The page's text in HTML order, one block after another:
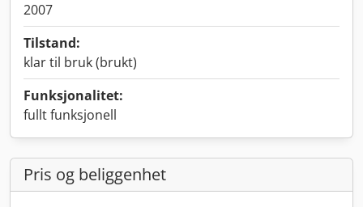
2007
Tilstand:
klar til bruk (brukt)
Funksjonalitet:
fullt funksjonell
Pris og beliggenhet